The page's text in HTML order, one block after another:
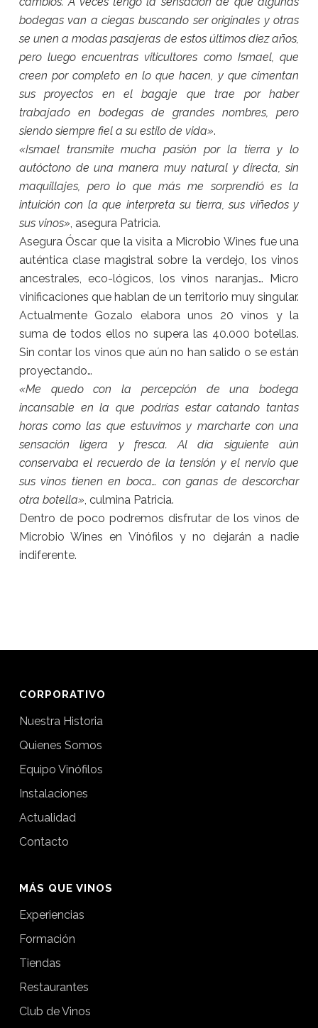
bodegas van a ciegas buscando ser originales y otras
se unen a modas pasajeras de estos últimos diez años,
pero luego encuentras viticultores como Ismael, que
creen por completo en lo que hacen, y que cimentan
sus proyectos en el bagaje que trae por haber
trabajado en bodegas de grandes nombres, pero
siendo siempre fiel a su estilo de vida».
«Ismael transmite mucha pasión por la tierra y lo
autóctono de una manera muy natural y directa, sin
maquillajes, pero lo que más me sorprendió es la
intuición con la que interpreta su tierra, sus viñedos y
sus vinos» , asegura Patricia.
Asegura Óscar que la visita a Microbio Wines fue una
auténtica clase magistral sobre la verdejo, los vinos
ancestrales, eco-lógicos, los vinos naranjas… Micro
vinificaciones que hablan de un territorio muy singular.
Actualmente Gozalo elabora unos 20 vinos y la
suma de todos ellos no supera las 40.000 botellas.
Sin contar los vinos que aún no han salido o se están
proyectando…
«Me quedo con la percepción de una bodega
incansable en la que podrías estar catando tantas
horas como las que estuvimos y marcharte con una
sensación ligera y fresca. Al día siguiente aún
conservaba el recuerdo de la tensión y el nervio que
sus vinos tienen en boca… con ganas de descorchar
otra botella» , culmina Patricia.
Dentro de poco podremos disfrutar de los vinos de
Microbio Wines en Vinófilos y no dejarán a nadie
indiferente.
CORPORATIVO
Nuestra Historia
Quienes Somos
Equipo Vinófilos
Instalaciones
Actualidad
Contacto
MÁS QUE VINOS
Experiencias
Formación
Tiendas
Restaurantes
Club de Vinos